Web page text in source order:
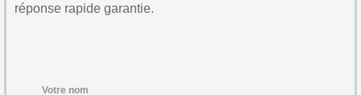
réponse rapide garantie.
Votre nom